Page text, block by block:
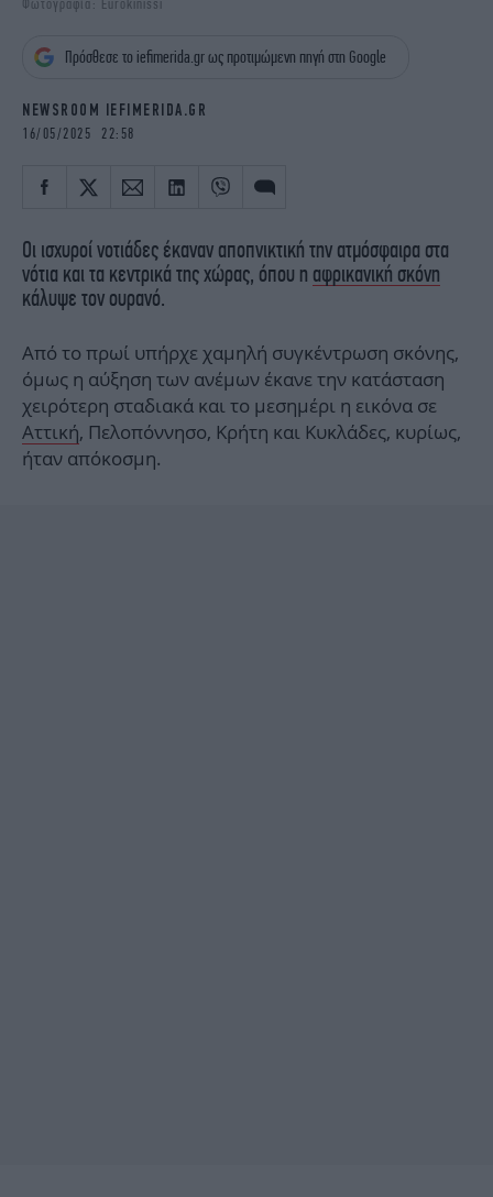
iBOOKS
OSCARS
NEWSLETTER
Φωτογραφία: Eurokinissi
Πρόσθεσε το iefimerida.gr ως προτιμώμενη πηγή στη Google
NEWSROOM IEFIMERIDA.GR
16/05/2025 22:58
Οι ισχυροί νοτιάδες έκαναν αποπνικτική την ατμόσφαιρα στα
νότια και τα κεντρικά της χώρας, όπου η αφρικανική σκόνη
κάλυψε τον ουρανό.
Από το πρωί υπήρχε χαμηλή συγκέντρωση σκόνης,
όμως η αύξηση των ανέμων έκανε την κατάσταση
χειρότερη σταδιακά και το μεσημέρι η εικόνα σε
Αττική, Πελοπόννησο, Κρήτη και Κυκλάδες, κυρίως,
ήταν απόκοσμη.